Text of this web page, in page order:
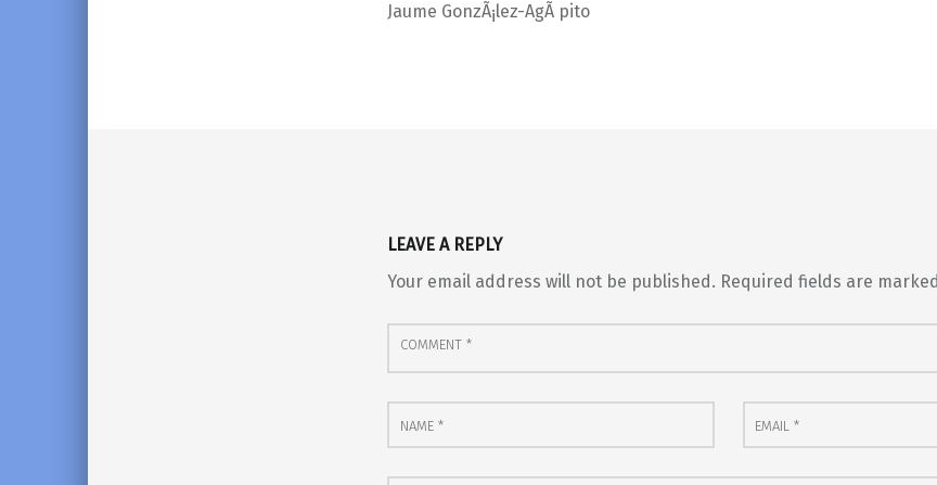
Jaume GonzÃ¡lez-AgÃ pito
LEAVE A REPLY
Your email address will not be published. Required fields are marked
Comment
*
Name
* Email
*
Website